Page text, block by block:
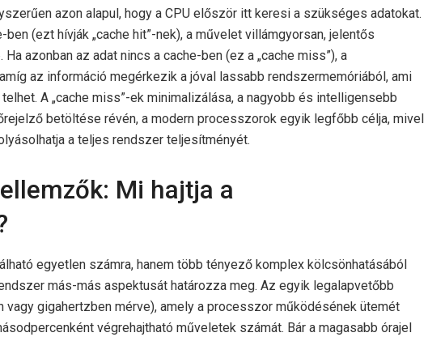
azon alapul, hogy a CPU először itt keresi a szükséges adatokat.
ben (ezt hívják „cache hit”-nek), a művelet villámgyorsan, jelentős
azonban az adat nincs a cache-ben (ez a „cache miss”), a
az információ megérkezik a jóval lassabb rendszermemóriából, ami
A „cache miss”-ek minimalizálása, a nagyobb és intelligensebb
betöltése révén, a modern processzorok egyik legfőbb célja, mivel
a teljes rendszer teljesítményét.
Mi hajtja a
egyetlen számra, hanem több tényező komplex kölcsönhatásából
más-más aspektusát határozza meg. Az egyik legalapvetőbb
vagy gigahertzben mérve), amely a processzor működésének ütemét
végrehajtható műveletek számát. Bár a magasabb órajel